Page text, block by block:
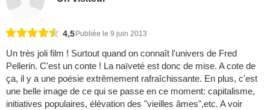
4,5 Publiée le 9 juin 2013
Un très joli film ! Surtout quand on connaît l'univers de Fred
Pellerin. C'est un conte ! La naïveté est donc de mise. A cote de
ça, il y a une poésie extrêmement rafraîchissante. En plus, c'est
une belle image de ce qui se passe en ce moment: capitalisme,
initiatives populaires, élévation des "vieilles âmes",etc. A voir